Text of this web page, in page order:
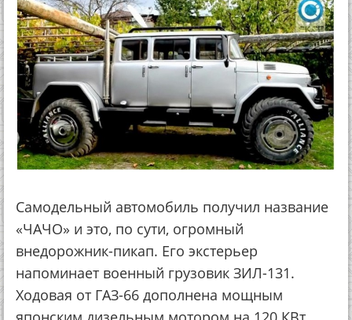
Самодельный автомобиль получил название
«ЧАЧО» и это, по сути, огромный
внедорожник-пикап. Его экстерьер
напоминает военный грузовик ЗИЛ-131.
Ходовая от ГАЗ-66 дополнена мощным